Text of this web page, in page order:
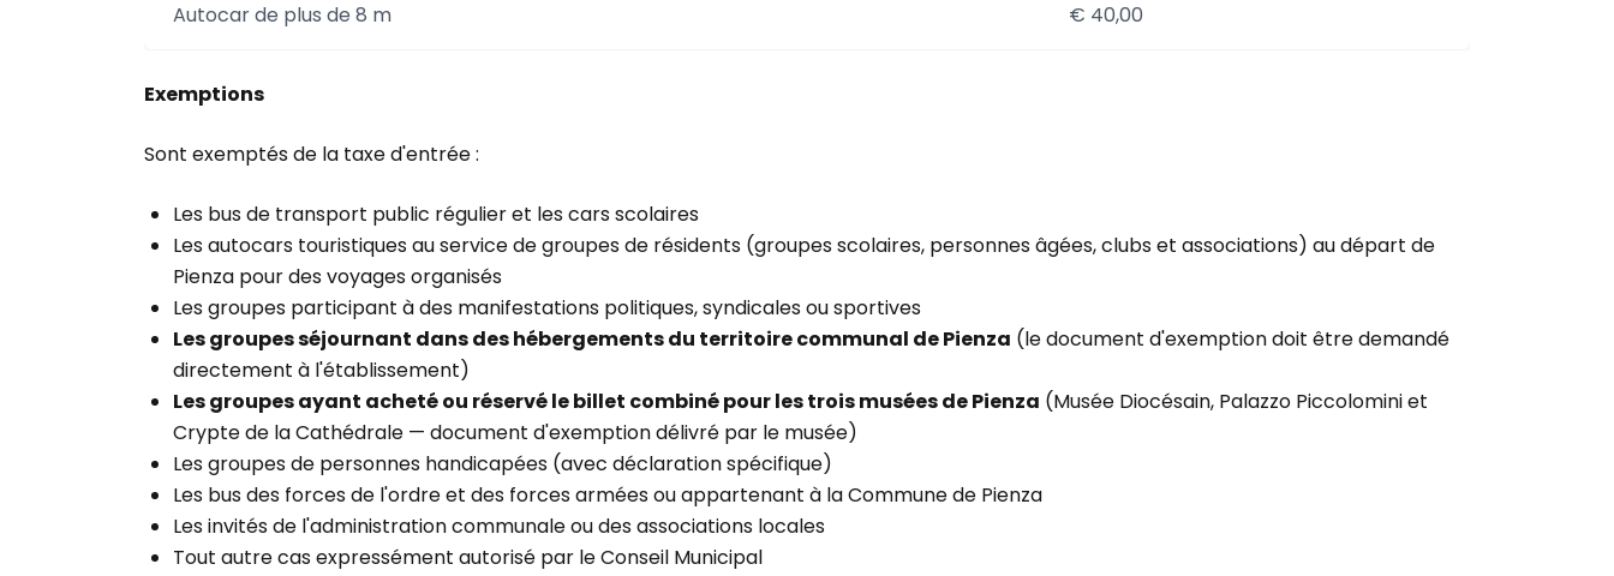
Autocar de plus de 8 m € 40,00
Exemptions
Sont exemptés de la taxe d'entrée :
Les bus de transport public régulier et les cars scolaires
Les autocars touristiques au service de groupes de résidents (groupes scolaires, personnes âgées, clubs et associations) au départ de
Pienza pour des voyages organisés
Les groupes participant à des manifestations politiques, syndicales ou sportives
Les groupes séjournant dans des hébergements du territoire communal de Pienza (le document d'exemption doit être demandé
directement à l'établissement)
Les groupes ayant acheté ou réservé le billet combiné pour les trois musées de Pienza (Musée Diocésain, Palazzo Piccolomini et
Crypte de la Cathédrale — document d'exemption délivré par le musée)
Les groupes de personnes handicapées (avec déclaration spécifique)
Les bus des forces de l'ordre et des forces armées ou appartenant à la Commune de Pienza
Les invités de l'administration communale ou des associations locales
Tout autre cas expressément autorisé par le Conseil Municipal